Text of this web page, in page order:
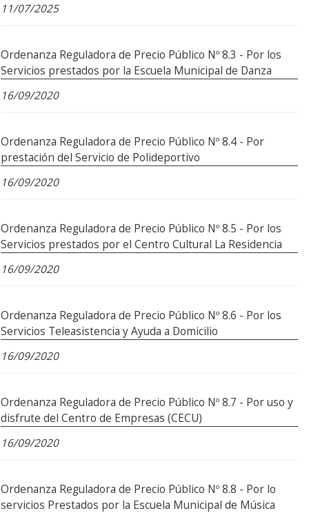
11/07/2025
Ordenanza Reguladora de Precio Público Nº 8.3 - Por los
Servicios prestados por la Escuela Municipal de Danza
16/09/2020
Ordenanza Reguladora de Precio Público Nº 8.4 - Por
prestación del Servicio de Polideportivo
16/09/2020
Ordenanza Reguladora de Precio Público Nº 8.5 - Por los
Servicios prestados por el Centro Cultural La Residencia
16/09/2020
Ordenanza Reguladora de Precio Público Nº 8.6 - Por los
Servicios Teleasistencia y Ayuda a Domicilio
16/09/2020
Ordenanza Reguladora de Precio Público Nº 8.7 - Por uso y
disfrute del Centro de Empresas (CECU)
16/09/2020
Ordenanza Reguladora de Precio Público Nº 8.8 - Por lo
servicios Prestados por la Escuela Municipal de Música